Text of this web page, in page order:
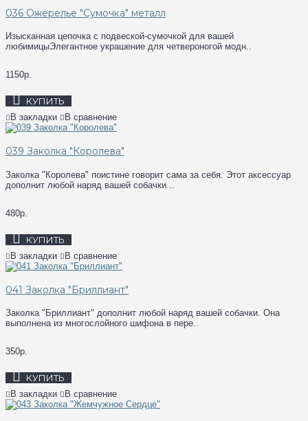
036 Ожерелье "Сумочка" металл
Изысканная цепочка с подвеской-сумочкой для вашей
любимицыЭлегантное украшение для четвероногой модн..
1150р.
КУПИТЬ
В закладки В сравнение
039 Заколка "Королева"
Заколка "Королева" поистине говорит сама за себя. Этот аксессуар
дополнит любой наряд вашей собачки...
480р.
КУПИТЬ
В закладки В сравнение
041 Заколка "Бриллиант"
Заколка "Бриллиант" дополнит любой наряд вашей собачки. Она
выполнена из многослойного шифона в пере..
350р.
КУПИТЬ
В закладки В сравнение